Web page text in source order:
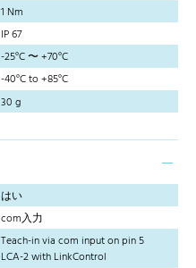
1 Nm
IP 67
-25°C 〜 +70°C
-40°C to +85°C
30 g
はい
com入力
Teach-in via com input on pin 5
LCA-2 with LinkControl